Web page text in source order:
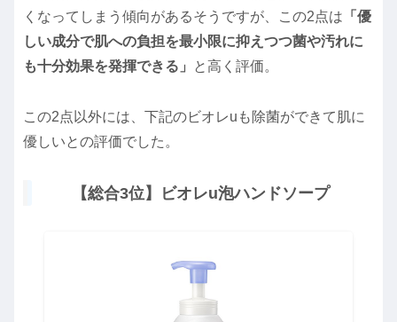
くなってしまう傾向があるそうですが、この2点は 「優
しい成分で肌への負担を最小限に抑えつつ菌や汚れに
も十分効果を発揮できる」
と高く評価。
この2点以外には、下記のビオレuも除菌ができて肌に
優しいとの評価でした。
【総合3位】ビオレu泡ハンドソープ